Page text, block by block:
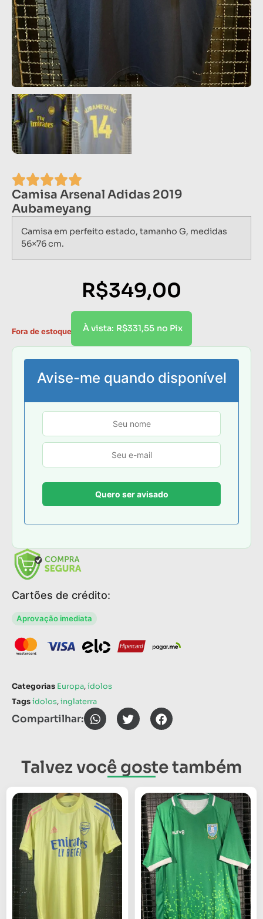
Camisa Arsenal Adidas 2019
Aubameyang
Camisa em perfeito estado, tamanho G, medidas
56×76 cm.
R$349,00
À vista: R$331,55 no Pix
Fora de estoque
Avise-me quando disponível
Cartões de crédito:
Aprovação imediata
Categorias Europa,ídolos
Tagsídolos,inglaterra
Compartilhar:
Talvez você goste também